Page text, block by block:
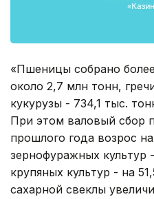
«Пшеницы собрано
около 2,7 млн тонн,
кукурузы - 734,1 тыс.
При этом валовый сбор
прошлого года возрос
зернофуражных культур
крупяных культур - на
сахарной свеклы